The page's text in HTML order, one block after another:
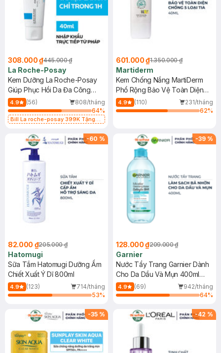
308.000 ₫445.000 ₫
La Roche-Posay
Kem Dưỡng La Roche-Posay
Giúp Phục Hồi Da Đa Công
Dụng 40ml
4.9 (56)
808/tháng
64%
Bill La roche-posay 399K Tặng
(SL có hạn)
601.000 ₫1.350.000 ₫
Martiderm
Kem Chống Nắng MartiDerm
Phổ Rộng Bảo Vệ Toàn Diện
40ml
4.9 (110)
231/tháng
62%
-60 %
82.000 ₫205.000 ₫
Hatomugi
Sữa Tắm Hatomugi Dưỡng Ẩm
Chiết Xuất Ý Dĩ 800ml
4.9 (123)
714/tháng
53%
-39 %
128.000 ₫209.000 ₫
Garnier
Nước Tẩy Trang Garnier Dành
Cho Da Dầu Và Mụn 400ml
(Mới)
4.9 (69)
942/tháng
64%
-35 % -42 %